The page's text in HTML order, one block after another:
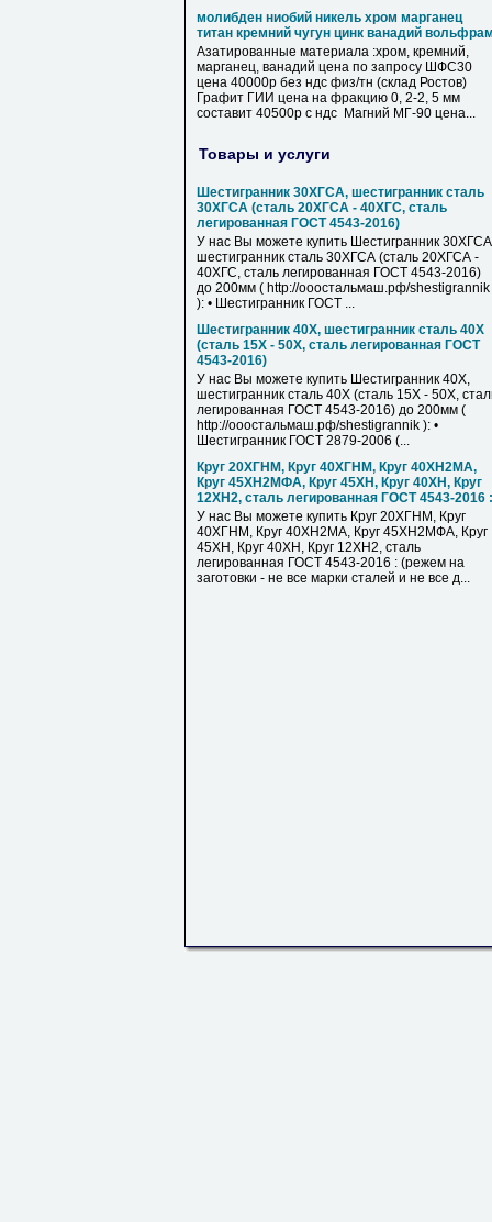
молибден ниобий никель хром марганец
титан кремний чугун цинк ванадий
Азатированные материала :хром, кремний,
марганец, ванадий цена по запросу ШФС30
цена 40000р без ндс физ/тн (склад Ростов)
Графит ГИИ цена на фракцию 0, 2-2, 5 мм
составит 40500р с ндс Магний МГ-90 цена...
Товары и услуги
Шестигранник 30ХГСА, шестигранник сталь
30ХГСА (сталь 20ХГСА - 40ХГС, сталь
легированная ГОСТ 4543-2016)
У нас Вы можете купить Шестигранник
шестигранник сталь 30ХГСА (сталь 20ХГСА -
40ХГС, сталь легированная ГОСТ 4543-2016)
до 200мм ( http://ооостальмаш.рф/shestigrannik
): • Шестигранник ГОСТ ...
Шестигранник 40Х, шестигранник сталь 40Х
(сталь 15Х - 50Х, сталь легированная ГОСТ
4543-2016)
У нас Вы можете купить Шестигранник 40Х,
шестигранник сталь 40Х (сталь 15Х - 50Х,
легированная ГОСТ 4543-2016) до 200мм (
http://ооостальмаш.рф/shestigrannik ): •
Шестигранник ГОСТ 2879-2006 (...
Круг 20ХГНМ, Круг 40ХГНМ, Круг 40ХН2МА,
Круг 45ХН2МФА, Круг 45ХН, Круг 40ХН, Круг
12ХН2, сталь легированная ГОСТ 4543-2016 :
У нас Вы можете купить Круг 20ХГНМ, Круг
40ХГНМ, Круг 40ХН2МА, Круг 45ХН2МФА, Круг
45ХН, Круг 40ХН, Круг 12ХН2, сталь
легированная ГОСТ 4543-2016 : (режем на
заготовки - не все марки сталей и не все д...